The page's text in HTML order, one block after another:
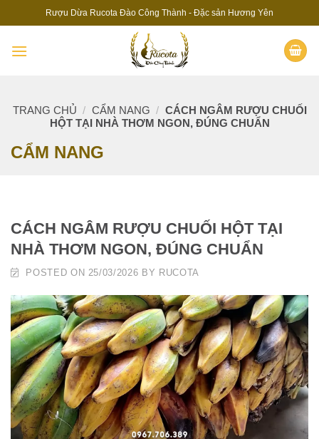
to
content
Rượu Dừa Rucota Đào Công Thành - Đặc sản Hương Yên
TRANG CHỦ / CẨM NANG / CÁCH NGÂM RƯỢU CHUỐI
HỘT TẠI NHÀ THƠM NGON, ĐÚNG CHUẨN
CẨM NANG
CÁCH NGÂM RƯỢU CHUỐI HỘT TẠI
NHÀ THƠM NGON, ĐÚNG CHUẨN
POSTED ON 25/03/2026 BY RUCOTA